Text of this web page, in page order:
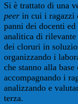
Si è trattato di una
peer in cui i ragazzi
panni dei docenti
analitica di
dei cloruri in
organizzando i
che stanno alla
accompagnando i
analizzando e
terza.